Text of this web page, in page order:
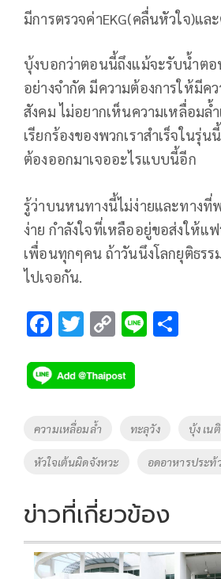
มีการตรวจค่าEKG(คลื่นหัวใจ)แล
บุ้งบอกว่าตอนนี้ถึงแม้จะรับน้ำต
อย่างจำกัด มีความต้องการให้มีค
สังคม ไม่อยากเห็นความเหลื่อมล้
เรียกร้องของพวกเราสำเร็จในรุ่น
ต้องออกมาเจออะไรแบบนี้อีก
รู้ว่าบนหนทางนี้ไม่ง่ายและทางที่พ
ง่าย กำลังใจที่เหลืออยู่ขอส่งให้แ
เพื่อนทุกๆคน ถ้าวันนึงโลกยุติธรร
ไปเจอกัน.
F
e
b
o
o
k
T
tt
er
C
p
y
Li
k
Li
Tags
ความเหลื่อมล้ำ ทะลุวัง บุ้ง เน
หัวใจเต้นผิดจังหวะ อดอาหารประท้
ข่าวที่เกี่ยวข้อง